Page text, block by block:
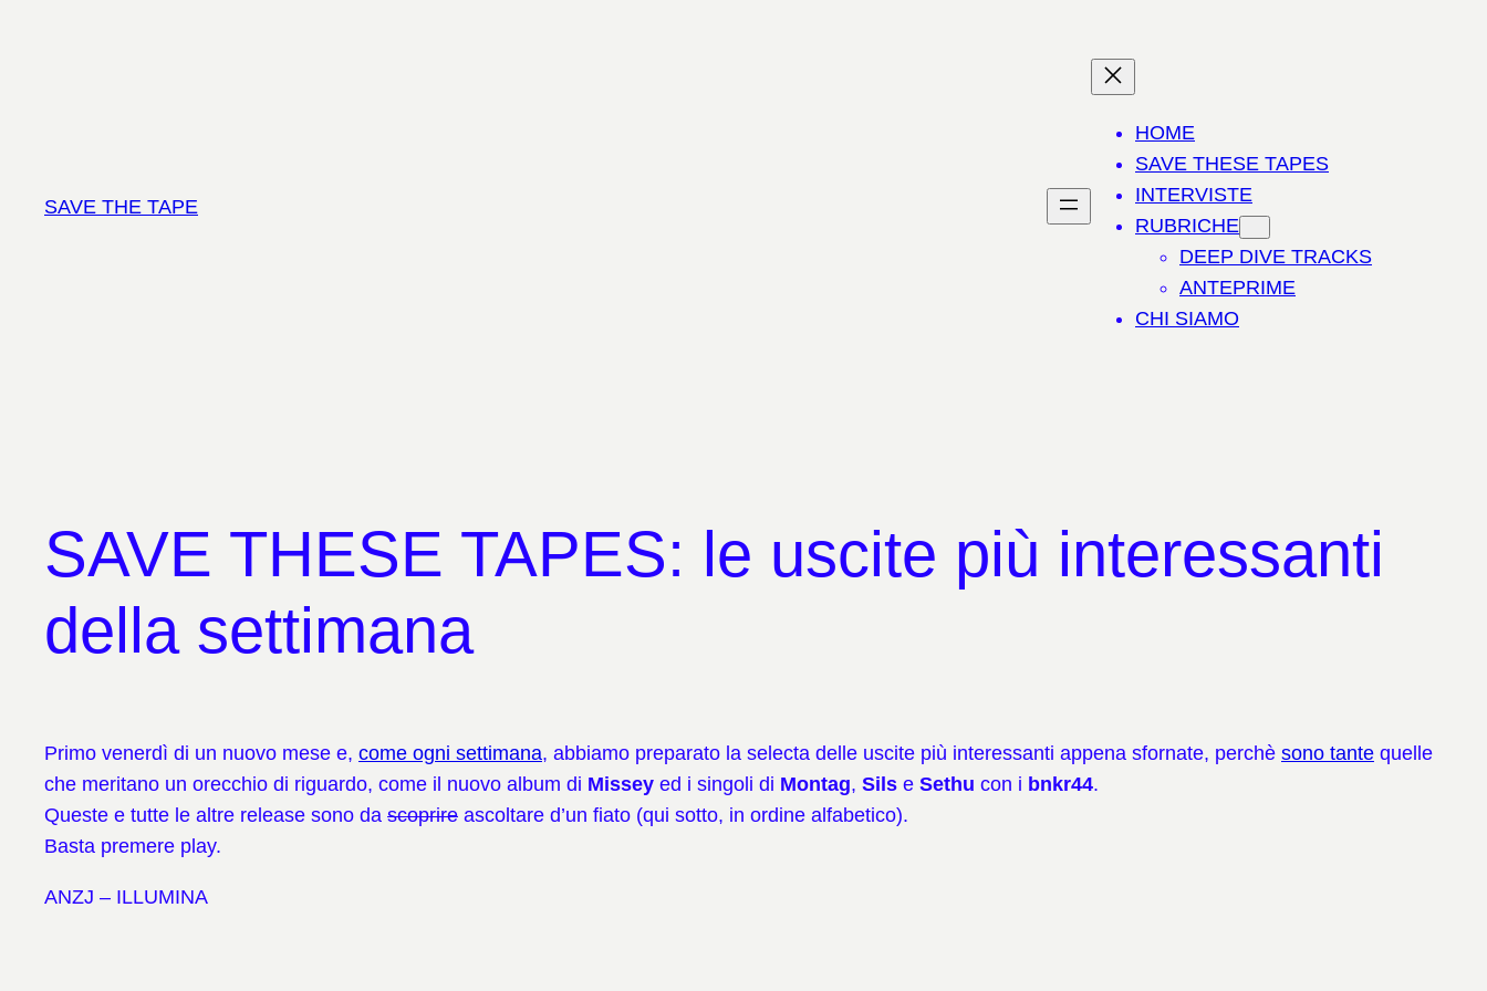
SAVE THE TAPE
HOME
SAVE THESE TAPES
INTERVISTE
RUBRICHE
DEEP DIVE TRACKS
ANTEPRIME
CHI SIAMO
SAVE THESE TAPES: le uscite più interessanti
della settimana
Primo venerdì di un nuovo mese e, come ogni settimana, abbiamo preparato la selecta delle uscite più interessanti appena sfornate, perchè sono tante quelle
che meritano un orecchio di riguardo, come il nuovo album di Missey ed i singoli di Montag, Sils e Sethu con i bnkr44.
Queste e tutte le altre release sono da scoprire ascoltare d’un fiato (qui sotto, in ordine alfabetico).
Basta premere play.
ANZJ – ILLUMINA